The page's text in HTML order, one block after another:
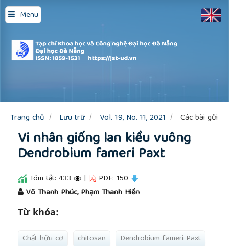
Menu
Quick
jump
to
page
content
Main
Sidebar
Trang chủ Lưu trữ Vol. 19, No. 11, 2021 Các bài gửi
Vi nhân giống lan kiều vuông
Dendrobium fameri Paxt
Tóm tắt: 433 | PDF: 150
Võ Thanh Phúc, Phạm Thanh Hiền
Từ khóa:
Chất hữu cơ chitosan
Dendrobium fameri Paxt